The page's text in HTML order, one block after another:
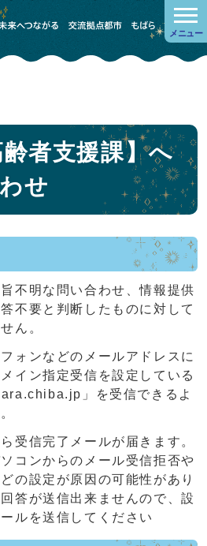
メニュー
齢者支援課】へ
せ
不明な問い合わせ、情報提供
不要と判断したものに対して
ん。
ォンなどのメールアドレスに
イン指定受信を設定している
」を受信できるよ
受信完了メールが届きます。
コンからのメール受信拒否や
の設定が原因の可能性があり
答が送信出来ませんので、設
ルを送信してください